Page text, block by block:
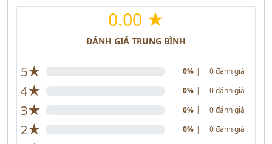
0.00 ★
ĐÁNH GIÁ TRUNG BÌNH
5★ 0% | 0 đánh giá
4★ 0% | 0 đánh giá
3★ 0% | 0 đánh giá
2★ 0% | 0 đánh giá